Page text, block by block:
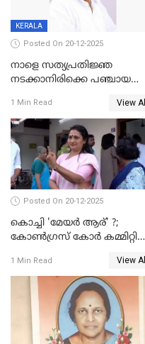
KERALA
Posted On 20-12-2025
നാളെ സത്യപ്രതിജ്ഞ
നടക്കാനിരിക്കെ പഞ്ചായത്ത്
1 Min Read View All
Posted On 20-12-2025
കൊച്ചി 'മേയർ ആര്' ?;
കോണ്‍ഗ്രസ് കോര്‍ കമ്മിറ്റി
1 Min Read View All